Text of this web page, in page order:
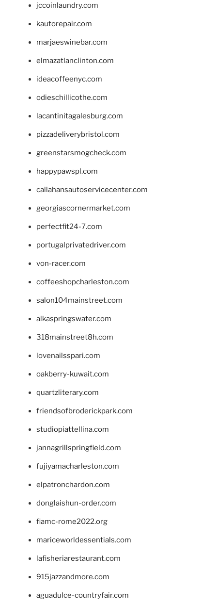
jccoinlaundry.com
kautorepair.com
marjaeswinebar.com
elmazatlanclinton.com
ideacoffeenyc.com
odieschillicothe.com
lacantinitagalesburg.com
pizzadeliverybristol.com
greenstarsmogcheck.com
happypawspl.com
callahansautoservicecenter.com
georgiascornermarket.com
perfectfit24-7.com
portugalprivatedriver.com
von-racer.com
coffeeshopcharleston.com
salon104mainstreet.com
alkaspringswater.com
318mainstreet8h.com
lovenailsspari.com
oakberry-kuwait.com
quartzliterary.com
friendsofbroderickpark.com
studiopiattellina.com
jannagrillspringfield.com
fujiyamacharleston.com
elpatronchardon.com
donglaishun-order.com
fiamc-rome2022.org
mariceworldessentials.com
lafisheriarestaurant.com
915jazzandmore.com
aguadulce-countryfair.com